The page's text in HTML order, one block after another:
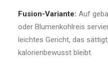
Fusion-Variante: Auf
oder Blumenkohlreis
leichtes Gericht, das
kalorienbewusst bleibt.